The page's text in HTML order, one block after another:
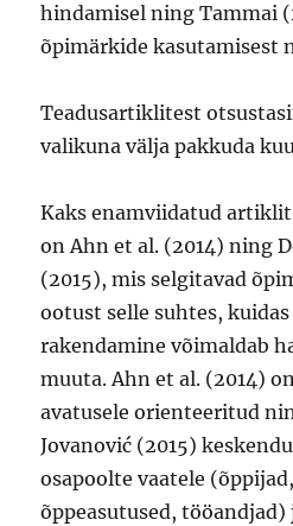
hindamisel ning Tammai
õpimärkide kasutamisest
Teadusartiklitest
valikuna välja pakkuda
Kaks enamviidatud
on Ahn et al. (2014) ning
(2015), mis selgitavad
ootust selle suhtes,
rakendamine võimaldab
muuta. Ahn et al. (2014)
avatusele orienteeritud
Jovanović (2015)
osapoolte vaatele
õppeasutused,